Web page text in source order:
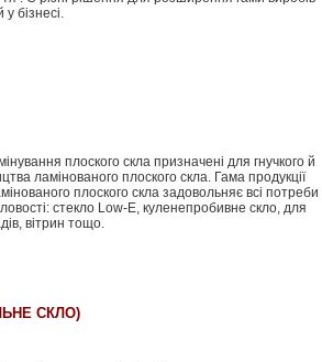
бізнесі.
плоского скла призначені для гнучкого й
ламінованого плоского скла. Гама продукції
плоского скла задовольняє всі потреби
стекло Low-E, куленепробивне скло, для
вітрин тощо.
СКЛО)